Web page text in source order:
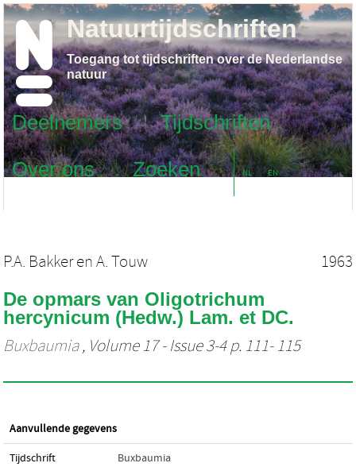
Deelnemers
Tijdschriften
Over ons
Zoeken NL EN
Natuurtijdschriften
Toegang tot tijdschriften over de Nederlandse
natuur
P.A. Bakkeren A. Touw 1963
De opmars van Oligotrichum
hercynicum (Hedw.) Lam. et DC.
Buxbaumia, Volume 17 - Issue 3-4 p. 111- 115
Aanvullende gegevens
Tijdschrift Buxbaumia